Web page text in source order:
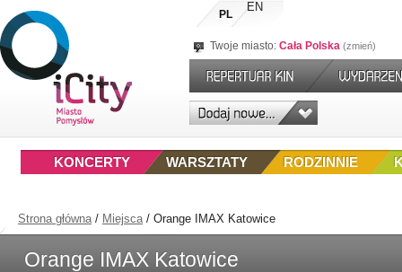
PL
EN
Twoje miasto: Cała Polska zmień
RODZINNIE
WARSZTATY
KONCERTY
Strona główna/ Miejsca/ Orange IMAX Katowice
Orange IMAX Katowice